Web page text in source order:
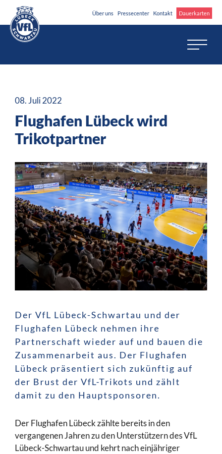
Über uns Pressecenter Kontakt Dauerkarten
08. Juli 2022
Flughafen Lübeck wird
Trikotpartner
Der VfL Lübeck-Schwartau und der
Flughafen Lübeck nehmen ihre
Partnerschaft wieder auf und bauen die
Zusammenarbeit aus. Der Flughafen
Lübeck präsentiert sich zukünftig auf
der Brust der VfL-Trikots und zählt
damit zu den Hauptsponsoren.
Der Flughafen Lübeck zählte bereits in den
vergangenen Jahren zu den Unterstützern des VfL
Lübeck-Schwartau und kehrt nach einjähriger